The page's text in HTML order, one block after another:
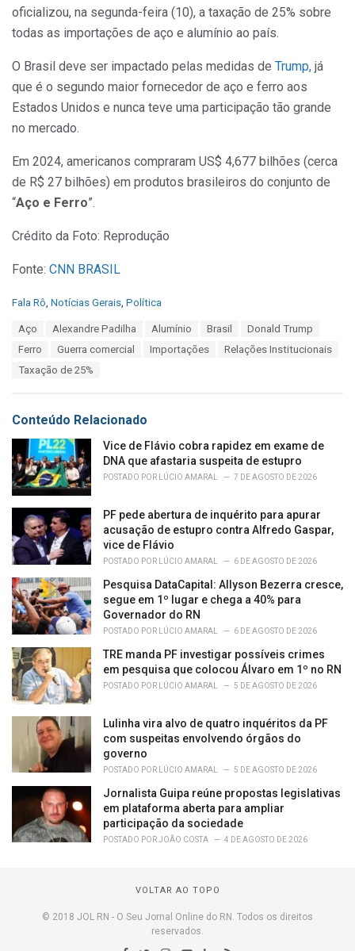
oficializou, na segunda-feira (10), a taxação de 25% sobre
todas as importações de aço e alumínio ao país.
O Brasil deve ser impactado pelas medidas de Trump, já
que é o segundo maior fornecedor de aço e ferro aos
Estados Unidos e nunca teve uma participação tão grande
no mercado.
Em 2024, americanos compraram US$ 4,677 bilhões (cerca
de R$ 27 bilhões) em produtos brasileiros do conjunto de
“Aço e Ferro”.
Crédito da Foto: Reprodução
Fonte: CNN BRASIL
C
e
Fala Rô Notícias Gerais Política
Aço Alexandre Padilha Alumínio Brasil
Donald Trump
Ferro
Guerra comercial Importações
Relações Institucionais
Taxação de 25%
Conteúdo Relacionado
Vice de Flávio cobra rapidez em exame de
DNA que afastaria suspeita de estupro
POSTADO POR LÚCIO AMARAL 7 DE AGOSTO DE 2026
PF pede abertura de inquérito para apurar
acusação de estupro contra Alfredo Gaspar,
vice de Flávio
POSTADO POR LÚCIO AMARAL 6 DE AGOSTO DE 2026
Pesquisa DataCapital: Allyson Bezerra cresce,
segue em 1º lugar e chega a 40% para
Governador do RN
POSTADO POR LÚCIO AMARAL 6 DE AGOSTO DE 2026
TRE manda PF investigar possíveis crimes
em pesquisa que colocou Álvaro em 1º no RN
POSTADO POR LÚCIO AMARAL 5 DE AGOSTO DE 2026
Lulinha vira alvo de quatro inquéritos da PF
com suspeitas envolvendo órgãos do
governo
POSTADO POR LÚCIO AMARAL 5 DE AGOSTO DE 2026
Jornalista Guipa reúne propostas legislativas
em plataforma aberta para ampliar
participação da sociedade
POSTADO PORJOÃO COSTA 4 DE AGOSTO DE 2026
VOLTAR AO TOPO
© 2018 JOL RN - O Seu Jornal Online do RN. Todos os direitos
reservados.